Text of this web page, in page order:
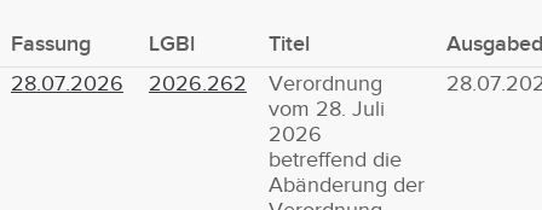
Fassung LGBl Titel
28.07.2026
2026.262
Verordnung
vom 28. Juli
2026
betreffend die
Abänderung der